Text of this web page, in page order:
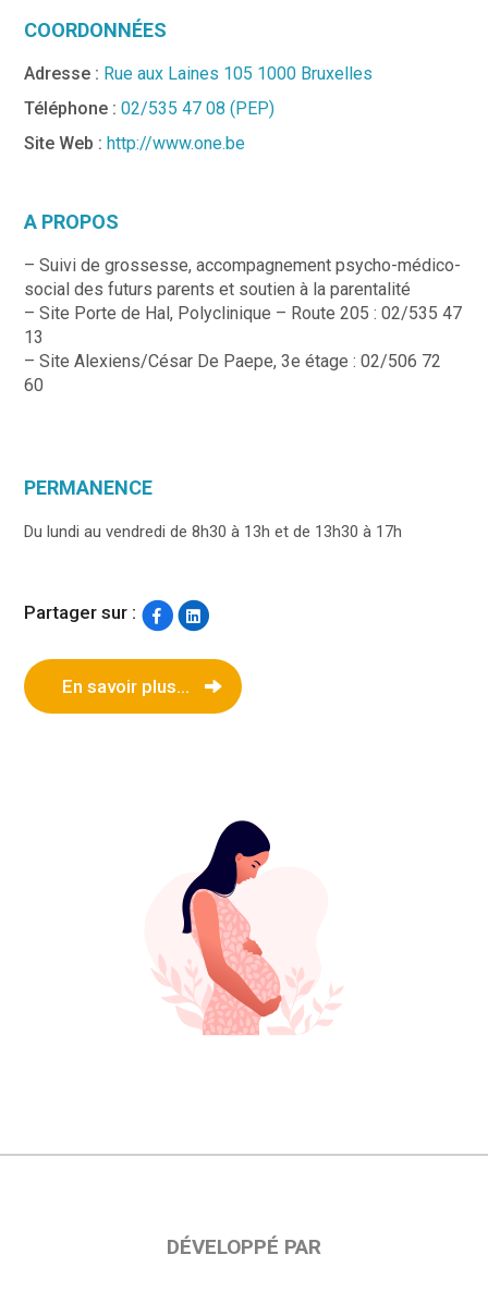
COORDONNÉES
Adresse : Rue aux Laines 105 1000 Bruxelles
Téléphone :02/535 47 08 (PEP)
Site Web : http://www.one.be
A PROPOS
– Suivi de grossesse, accompagnement psycho-médico-
social des futurs parents et soutien à la parentalité
– Site Porte de Hal, Polyclinique – Route 205 : 02/535 47
13
– Site Alexiens/César De Paepe, 3e étage : 02/506 72
60
PERMANENCE
Du lundi au vendredi de 8h30 à 13h et de 13h30 à 17h
Partager sur :
En savoir plus...
DÉVELOPPÉ PAR